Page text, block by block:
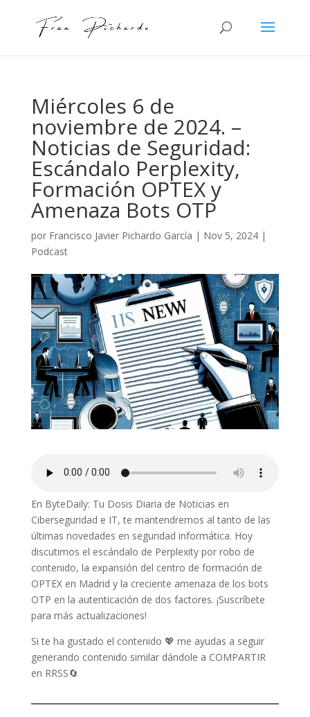
Miércoles 6 de
noviembre de 2024. –
Noticias de Seguridad:
Escándalo Perplexity,
Formación OPTEX y
Amenaza Bots OTP
por Francisco Javier Pichardo García | Nov 5, 2024|
Podcast
En ByteDaily: Tu Dosis Diaria de Noticias en
Ciberseguridad e IT, te mantendremos al tanto de las
últimas novedades en seguridad informática. Hoy
discutimos el escándalo de Perplexity por robo de
contenido, la expansión del centro de formación de
OPTEX en Madrid y la creciente amenaza de los bots
OTP en la autenticación de dos factores. ¡Suscríbete
para más actualizaciones!
Si te ha gustado el contenido 💖 me ayudas a seguir
generando contenido similar dándole a COMPARTIR
en RRSS🔄